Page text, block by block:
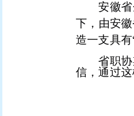
安徽
下，由安
造一支具
省职
信，通过